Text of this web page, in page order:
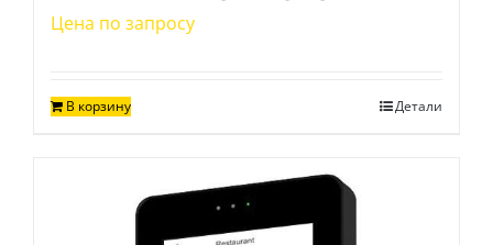
Цена по запросу
В корзину Детали